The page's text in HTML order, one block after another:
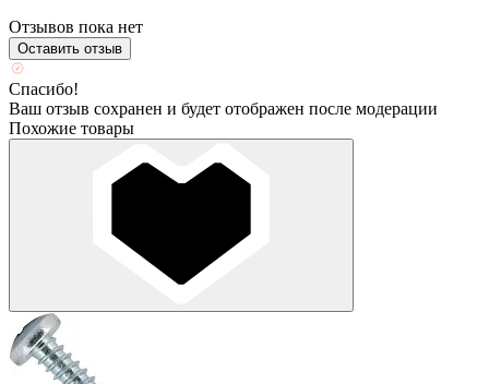
Отзывов пока нет
Оставить отзыв
Спасибо!
Ваш отзыв сохранен и будет отображен после модерации
Похожие товары